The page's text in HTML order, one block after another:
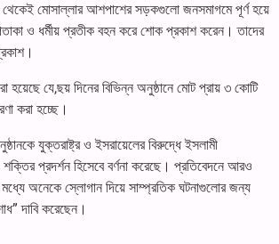
থেকেই মোসাল্লার আশপাশের সড়কগুলো জনসমাগমে পূর্ণ হয়ে
ও ধর্মীয় প্রতীক বহন করে শোক প্রকাশ করেন। তাদের
হয়েছে যে,ছয় দিনের বিভিন্ন অনুষ্ঠানে মোট প্রায় ৩ কোটি
করা হচ্ছে।
যুক্তরাষ্ট্র ও ইসরায়েলের বিরুদ্ধে ইসলামী
প্রদর্শন হিসেবে বর্ণনা করেছে। প্রতিবেদনে আরও
অনেকে স্লোগান দিয়ে সাম্প্রতিক ঘটনাগুলোর জন্য
দাবি করেছেন।